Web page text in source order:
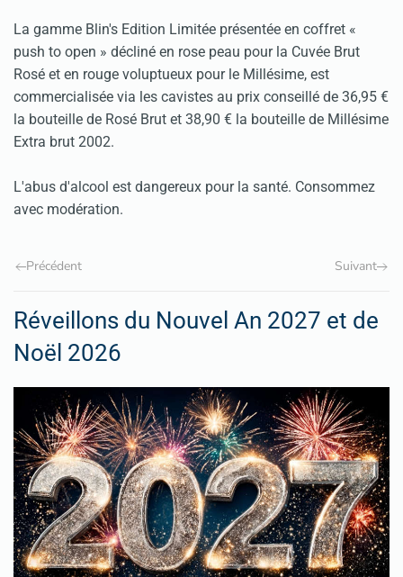
La gamme Blin's Edition Limitée présentée en coffret «
push to open » décliné en rose peau pour la Cuvée Brut
Rosé et en rouge voluptueux pour le Millésime, est
commercialisée via les cavistes au prix conseillé de 36,95 €
la bouteille de Rosé Brut et 38,90 € la bouteille de Millésime
Extra brut 2002.
L'abus d'alcool est dangereux pour la santé. Consommez
avec modération.
Précédent Suivant
Réveillons du Nouvel An 2027 et de
Noël 2026